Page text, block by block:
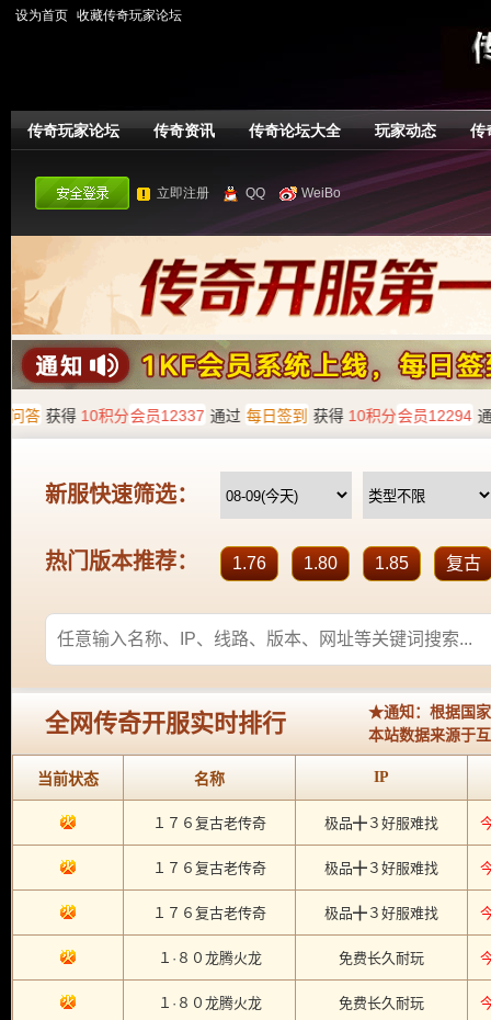
设为首页 收藏传奇玩家论坛
传奇玩家论坛 传奇资讯 传奇论坛大全 玩家动态 传
立即注册 QQ WeiBo